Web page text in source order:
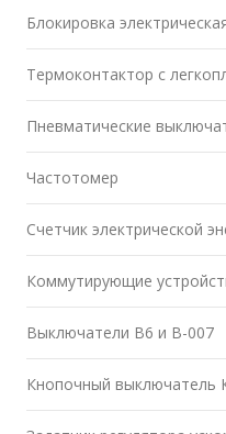
Блокировка
Термоконтактор с
Пневматические
Частотомер
Счетчик электрической
Коммутирующие
Выключатели В6 и В-007
Кнопочный выключатель